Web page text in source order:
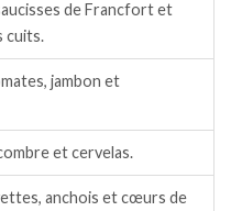
de Francfort et
cuits.
jambon et
et cervelas.
anchois et cœurs de